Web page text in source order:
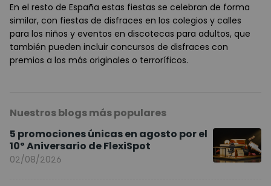
En el resto de España estas fiestas se celebran de forma
similar, con fiestas de disfraces en los colegios y calles
para los niños y eventos en discotecas para adultos, que
también pueden incluir concursos de disfraces con
premios a los más originales o terroríficos.
Nuestros blogs más populares
5 promociones únicas en agosto por el
10º Aniversario de FlexiSpot
02/08/2026